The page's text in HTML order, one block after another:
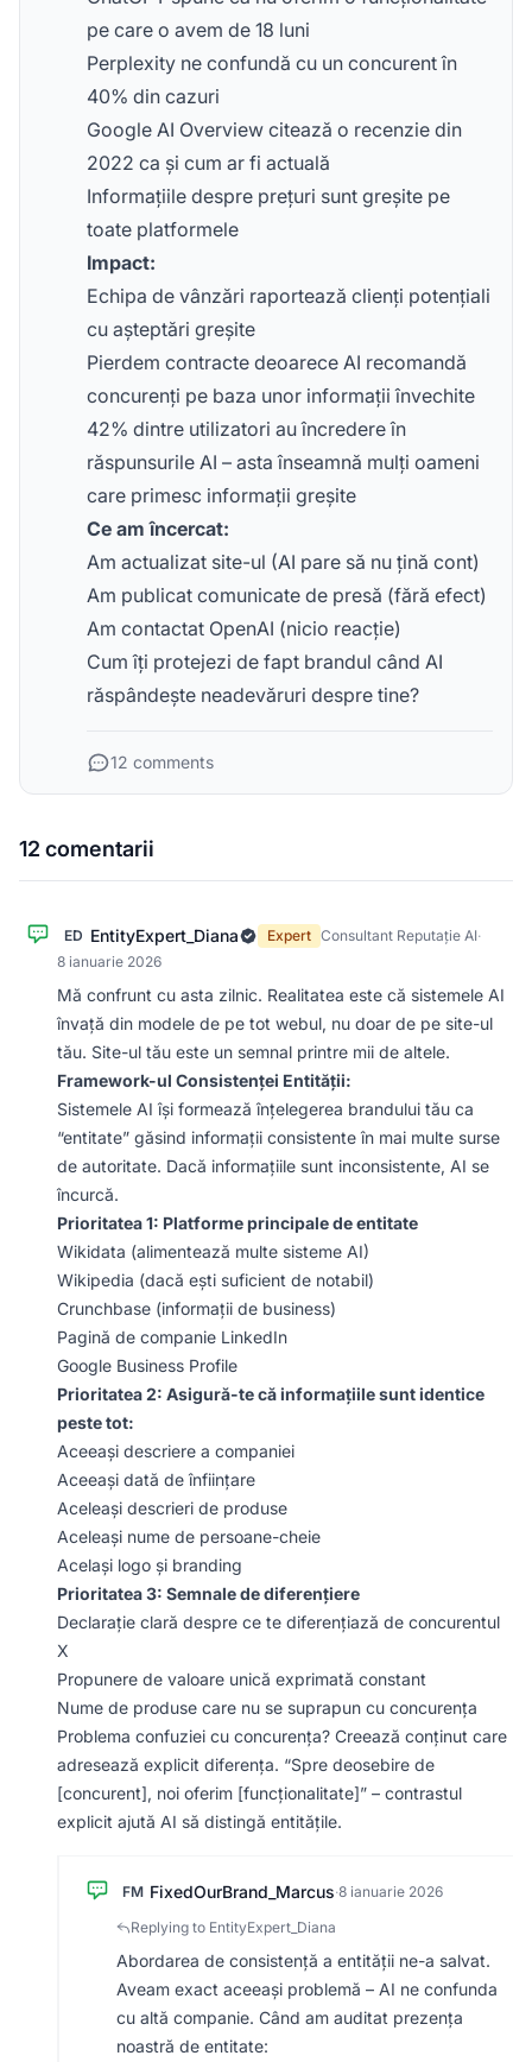
pe care o avem de 18 luni
Perplexity ne confundă cu un concurent în
40% din cazuri
Google AI Overview citează o recenzie din
2022 ca și cum ar fi actuală
Informațiile despre prețuri sunt greșite pe
toate platformele
Impact:
Echipa de vânzări raportează clienți potențiali
cu așteptări greșite
Pierdem contracte deoarece AI recomandă
concurenți pe baza unor informații învechite
42% dintre utilizatori au încredere în
răspunsurile AI – asta înseamnă mulți oameni
care primesc informații greșite
Ce am încercat:
Am actualizat site-ul (AI pare să nu țină cont)
Am publicat comunicate de presă (fără efect)
Am contactat OpenAI (nicio reacție)
Cum îți protejezi de fapt brandul când AI
răspândește neadevăruri despre tine?
12 comments
12 comentarii
ED EntityExpert_Diana Expert Consultant Reputație AI·
8 ianuarie 2026
Mă confrunt cu asta zilnic. Realitatea este că sistemele AI
învață din modele de pe tot webul, nu doar de pe site-ul
tău. Site-ul tău este un semnal printre mii de altele.
Framework-ul Consistenței Entității:
Sistemele AI își formează înțelegerea brandului tău ca
“entitate” găsind informații consistente în mai multe surse
de autoritate. Dacă informațiile sunt inconsistente, AI se
încurcă.
Prioritatea 1: Platforme principale de entitate
Wikidata (alimentează multe sisteme AI)
Wikipedia (dacă ești suficient de notabil)
Crunchbase (informații de business)
Pagină de companie LinkedIn
Google Business Profile
Prioritatea 2: Asigură-te că informațiile sunt identice
peste tot:
Aceeași descriere a companiei
Aceeași dată de înființare
Aceleași descrieri de produse
Aceleași nume de persoane-cheie
Același logo și branding
Prioritatea 3: Semnale de diferențiere
Declarație clară despre ce te diferențiază de concurentul
X
Propunere de valoare unică exprimată constant
Nume de produse care nu se suprapun cu concurența
Problema confuziei cu concurența? Creează conținut care
adresează explicit diferența. “Spre deosebire de
[concurent], noi oferim [funcționalitate]” – contrastul
explicit ajută AI să distingă entitățile.
FM FixedOurBrand_Marcus·8 ianuarie 2026
Replying to EntityExpert_Diana
Abordarea de consistență a entității ne-a salvat.
Aveam exact aceeași problemă – AI ne confunda
cu altă companie. Când am auditat prezența
noastră de entitate: